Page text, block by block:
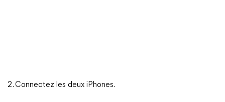
2. Connectez les deux iPhones.